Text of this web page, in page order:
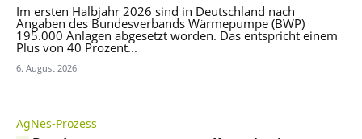
Im ersten Halbjahr 2026 sind in Deutschland nach
Angaben des Bundesverbands Wärmepumpe (BWP)
195.000 Anlagen abgesetzt worden. Das entspricht einem
Plus von 40 Prozent...
6. August 2026
AgNes-Prozess